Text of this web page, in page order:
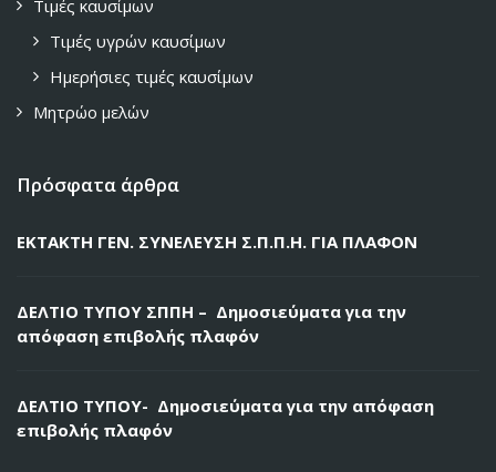
Τιμές καυσίμων
Τιμές υγρών καυσίμων
Ημερήσιες τιμές καυσίμων
Μητρώο μελών
Πρόσφατα άρθρα
ΕΚΤΑΚΤΗ ΓΕΝ. ΣΥΝΕΛΕΥΣΗ Σ.Π.Π.Η. ΓΙΑ ΠΛΑΦΟΝ
ΔΕΛΤΙΟ ΤΥΠΟΥ ΣΠΠΗ – Δημοσιεύματα για την
απόφαση επιβολής πλαφόν
ΔΕΛΤΙΟ ΤΥΠΟΥ- Δημοσιεύματα για την απόφαση
επιβολής πλαφόν